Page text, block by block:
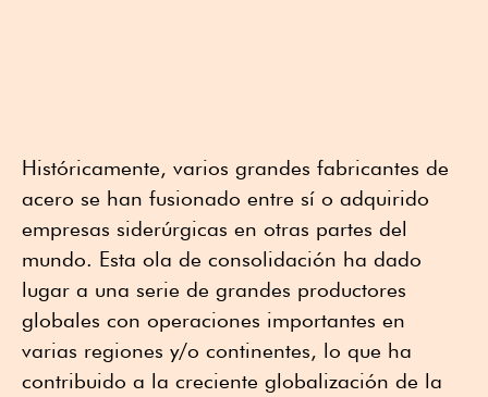
Históricamente, varios grandes fabricantes de
acero se han fusionado entre sí o adquirido
empresas siderúrgicas en otras partes del
mundo. Esta ola de consolidación ha dado
lugar a una serie de grandes productores
globales con operaciones importantes en
varias regiones y/o continentes, lo que ha
contribuido a la creciente globalización de la